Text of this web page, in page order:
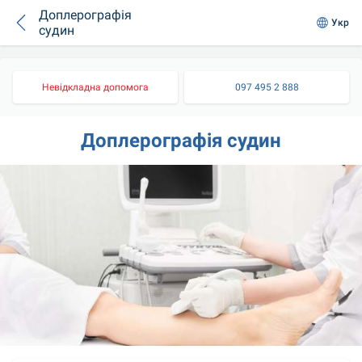
Доплерографія
судин
Укр
Невідкладна допомога 097 495 2 888
Доплерографія судин